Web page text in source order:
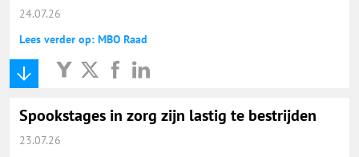
24.07.26
Lees verder op: MBO Raad
Spookstages in zorg zijn lastig te bestrijden
23.07.26